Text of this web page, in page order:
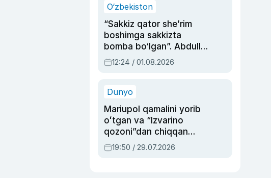
O‘zbekiston
“Sakkiz qator she’rim
boshimga sakkizta
bomba bo‘lgan”. Abdulla
Oripovni siyosiy
ayblovlardan asrab
12:24 / 01.08.2026
Dunyo
Mariupol qamalini yorib
oʻtgan va “Izvarino
qozoni”dan chiqqan
qahramon — Ukraina
armiyasi bosh
19:50 / 29.07.2026